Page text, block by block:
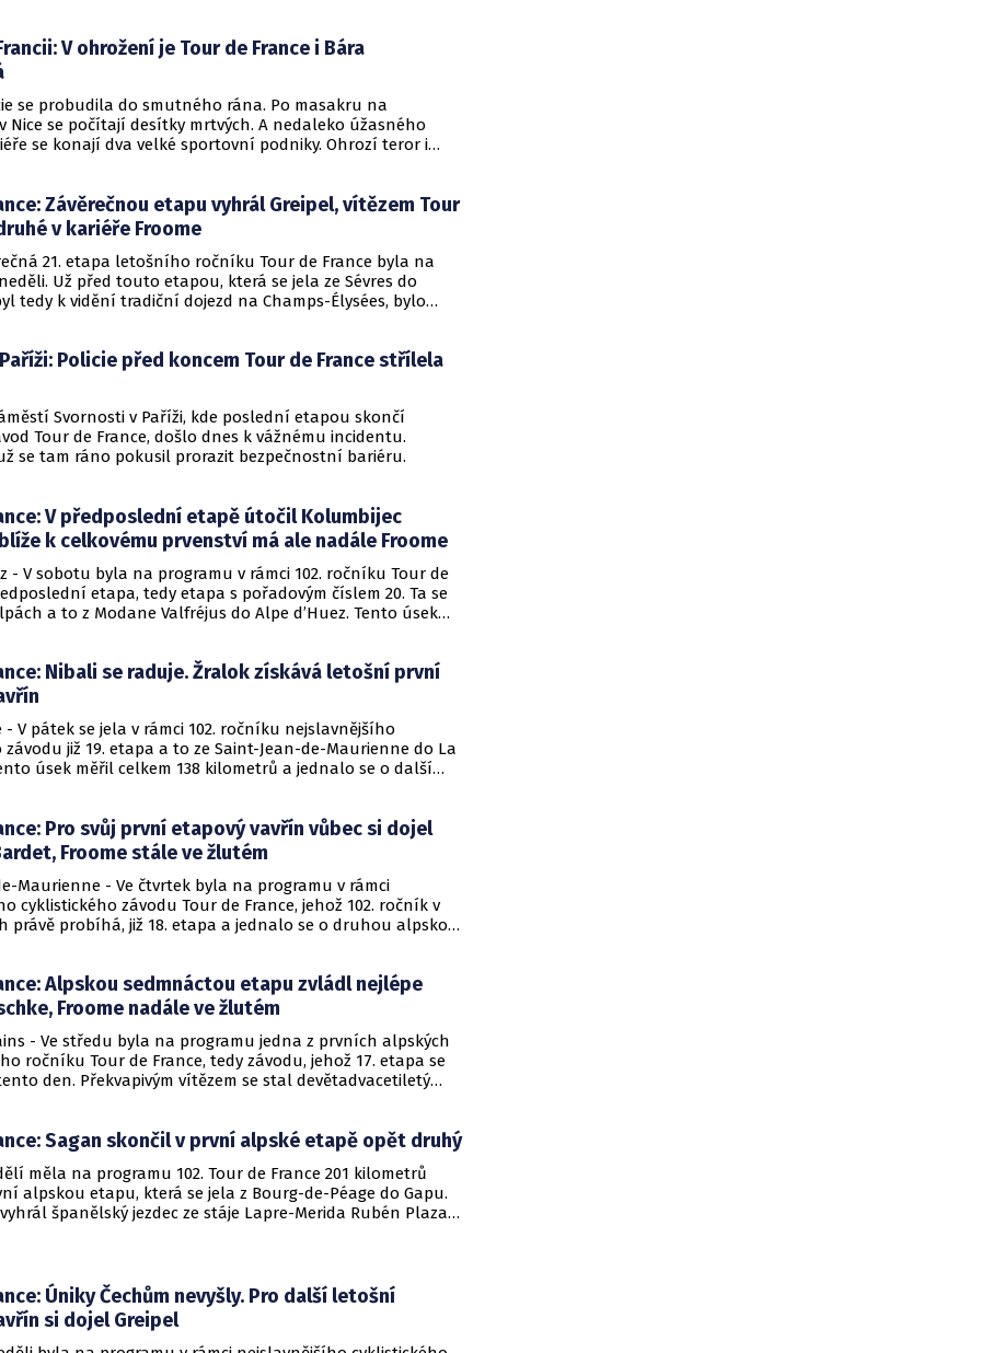
"Staré dámy", jak se tomuto slavnému závodu přezdívá,
to zásluhou Dylana Groenwegena z týmu LottoNL. Na
pařížském náměstí pak byl hodně vidět i dres českého
majitel Zdeněk Štybar, jenž se pět kilometrů před cílem
pelotonu, ten ho však o dva a půlkilometru později
Ještě před touto závěrečnou etapou už ale bylo jasné,
z týmu Sky, pro kterého to tak byl čtvrtý celkový triumf na
V ohrožení je Tour de France i Bára
se probudila do smutného rána. Po masakru na
Nice se počítají desítky mrtvých. A nedaleko úžasného
se konají dva velké sportovní podniky. Ohrozí teror i
Závěrečnou etapu vyhrál Greipel, vítězem Tour
v kariéře Froome
21. etapa letošního ročníku Tour de France byla na
Už před touto etapou, která se jela ze Sévres do
tedy k vidění tradiční dojezd na Champs-Élysées, bylo
zvítězil Němec André Greipel, pro nějž to byl tak letošní
vavřín.
Policie před koncem Tour de France střílela
Svornosti v Paříži, kde poslední etapou skončí
Tour de France, došlo dnes k vážnému incidentu.
se tam ráno pokusil prorazit bezpečnostní bariéru.
V předposlední etapě útočil Kolumbijec
k celkovému prvenství má ale nadále Froome
- V sobotu byla na programu v rámci 102. ročníku Tour de
etapa, tedy etapa s pořadovým číslem 20. Ta se
a to z Modane Valfréjus do Alpe d’Huez. Tento úsek
ze stáje Sky dělal Kolumbijec Nairo Quintana, jenž pro
týmu Movistar. Ten totiž skončil druhý a na Francouze
18 vteřin a tím tak i stáhl náskok Froomea v celkovém
útoku ze strany Kolumbijce je však blízko k celkovému
cyklista Chris Froome.
Nibali se raduje. Žralok získává letošní první
- V pátek se jela v rámci 102. ročníku nejslavnějšího
závodu již 19. etapa a to ze Saint-Jean-de-Maurienne do La
úsek měřil celkem 138 kilometrů a jednalo se o další
v tomto ročníku, přitom tento cyklista obhajuje celkové
z loňského roku. O 44 vteřin později pak druhý dojel do
Tento cyklista, jenž zároveň druhý i v celkovém
nyní ztrácí na celkového lídra Chrise Froomea ze
minuty.
Pro svůj první etapový vavřín vůbec si dojel
Froome stále ve žlutém
Maurienne - Ve čtvrtek byla na programu v rámci
cyklistického závodu Tour de France, jehož 102. ročník v
právě probíhá, již 18. etapa a jednalo se o druhou alpskou
vyhrál především díky tomu, že v momentě, kdy se sjíždělo z
této etapy jménem Col du Glandon, tak se tento
osamostatnil od ostatních a následujících 40 kilometrů
a už ho nikdo nedostihl. Celkovým lídrem je i po této
Brit Chris Froome.
Alpskou sedmnáctou etapu zvládl nejlépe
Froome nadále ve žlutém
- Ve středu byla na programu jedna z prvních alpských
ročníku Tour de France, tedy závodu, jehož 17. etapa se
den. Překvapivým vítězem se stal devětadvacetiletý
je stále celkovým lídrem Brit Chris Froome.
Sagan skončil v první alpské etapě opět druhý
měla na programu 102. Tour de France 201 kilometrů
alpskou etapu, která se jela z Bourg-de-Péage do Gapu.
španělský jezdec ze stáje Lapre-Merida Rubén Plaza
do cíle, jako druhý za ním jel Slovák Peter Sagan, který
již popáté v letošní Tour, obsadil druhé místo.
Úniky Čechům nevyšly. Pro další letošní
si dojel Greipel